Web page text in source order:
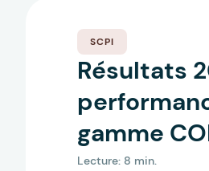
SCPI
Résultats
gamme
Lecture: 8 min.